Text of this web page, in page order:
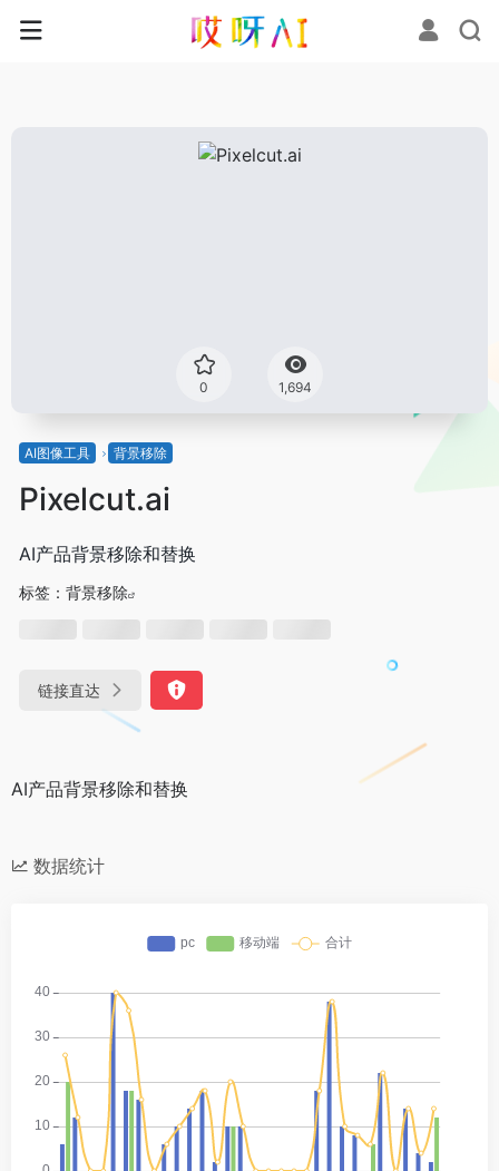
0 1,694
AI图像工具 背景移除
Pixelcut.ai
AI产品背景移除和替换
标签： 背景移除
链接直达
AI产品背景移除和替换
数据统计